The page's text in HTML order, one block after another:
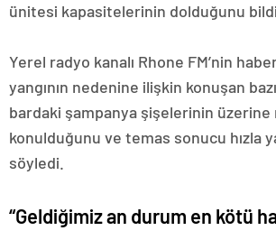
ünitesi kapasitelerinin dolduğunu
Yerel radyo kanalı Rhone FM’nin
yangının nedenine ilişkin konuşan
bardaki şampanya şişelerinin üzerine
konulduğunu ve temas sonucu hızla
söyledi.
“Geldiğimiz an durum en kötü